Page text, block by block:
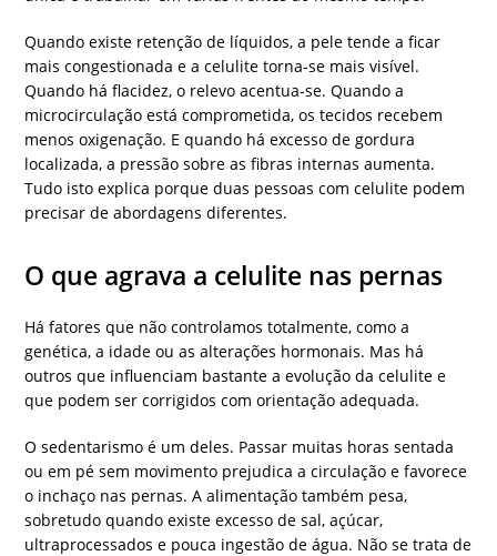
Quando existe retenção de líquidos, a pele tende a ficar
mais congestionada e a celulite torna-se mais visível.
Quando há flacidez, o relevo acentua-se. Quando a
microcirculação está comprometida, os tecidos recebem
menos oxigenação. E quando há excesso de gordura
localizada, a pressão sobre as fibras internas aumenta.
Tudo isto explica porque duas pessoas com celulite podem
precisar de abordagens diferentes.
O que agrava a celulite nas pernas
Há fatores que não controlamos totalmente, como a
genética, a idade ou as alterações hormonais. Mas há
outros que influenciam bastante a evolução da celulite e
que podem ser corrigidos com orientação adequada.
O sedentarismo é um deles. Passar muitas horas sentada
ou em pé sem movimento prejudica a circulação e favorece
o inchaço nas pernas. A alimentação também pesa,
sobretudo quando existe excesso de sal, açúcar,
ultraprocessados e pouca ingestão de água. Não se trata de